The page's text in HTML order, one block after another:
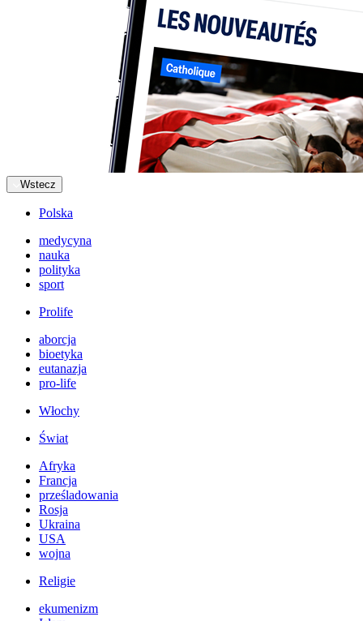
Wstecz
Polska
medycyna
nauka
polityka
sport
Prolife
aborcja
bioetyka
eutanazja
pro-life
Włochy
Świat
Afryka
Francja
prześladowania
Rosja
Ukraina
USA
wojna
Religie
ekumenizm